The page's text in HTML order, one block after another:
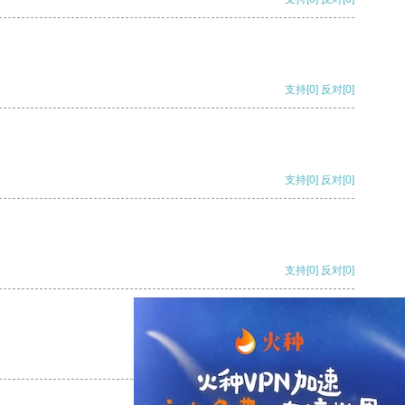
支持[0] 反对[0]
支持[0] 反对[0]
支持[0] 反对[0]